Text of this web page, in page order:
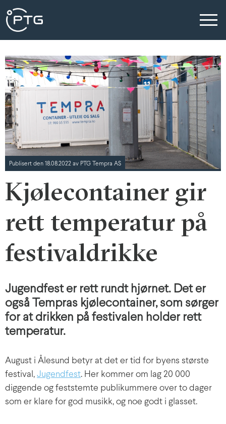
Publisert den 18.08.2022 av PTG Tempra AS
Kjølecontainer gir
rett temperatur på
festivaldrikke
Jugendfest er rett rundt hjørnet. Det er
også Tempras kjølecontainer, som sørger
for at drikken på festivalen holder rett
temperatur.
August i Ålesund betyr at det er tid for byens største
festival, Jugendfest. Her kommer om lag 20 000
diggende og feststemte publikummere over to dager
som er klare for god musikk, og noe godt i glasset.